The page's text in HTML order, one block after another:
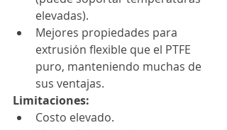
elevadas).
Mejores propiedades para
extrusión flexible que el PTFE
puro, manteniendo muchas de
sus ventajas.
Limitaciones:
Costo elevado.